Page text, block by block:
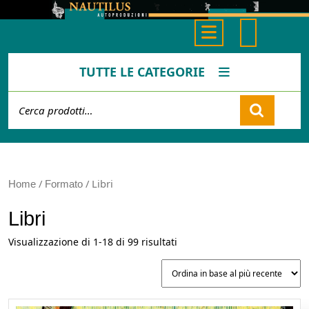
Button
TUTTE LE CATEGORIE
Cart
Home / Formato / Libri
Libri
Visualizzazione di 1-18 di 99 risultati
in
base
al
più